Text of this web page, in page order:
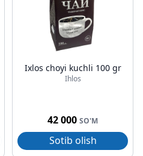
Ixlos choyi kuchli 100 gr
Ihlos
42 000 SO'M
Sotib olish